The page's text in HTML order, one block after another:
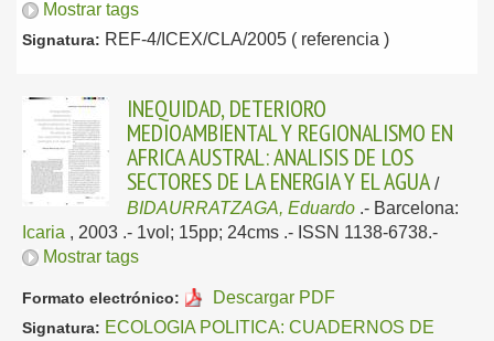
Mostrar tags
Signatura: REF-4/ICEX/CLA/2005 ( referencia )
INEQUIDAD, DETERIORO
MEDIOAMBIENTAL Y REGIONALISMO EN
AFRICA AUSTRAL: ANALISIS DE LOS
SECTORES DE LA ENERGIA Y EL AGUA /
BIDAURRATZAGA, Eduardo .- Barcelona:
Icaria , 2003 .- 1vol; 15pp; 24cms .- ISSN 1138-6738.-
Mostrar tags
Formato electrónico: Descargar PDF
Signatura: ECOLOGIA POLITICA: CUADERNOS DE